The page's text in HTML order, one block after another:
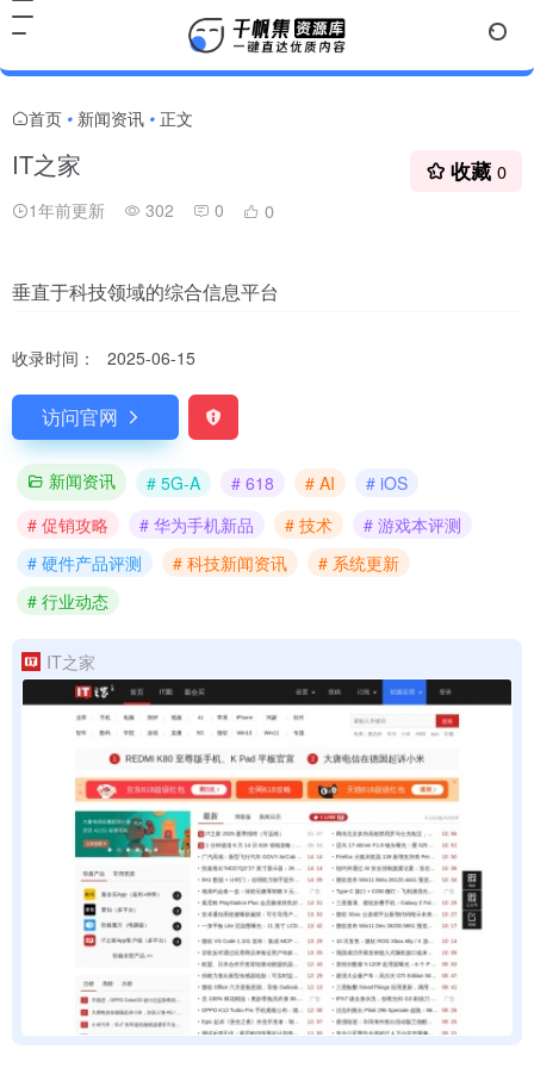
首页 • 新闻资讯 • 正文
IT之家
1年前更新 302 0 0
收藏 0
垂直于科技领域的综合信息平台
收录时间： 2025-06-15
访问官网
新闻资讯 # 5G-A # 618 # AI
# iOS
# 促销攻略
# 华为手机新品 # 技术
# 游戏本评测
# 硬件产品评测
# 科技新闻资讯
# 系统更新
# 行业动态
IT之家